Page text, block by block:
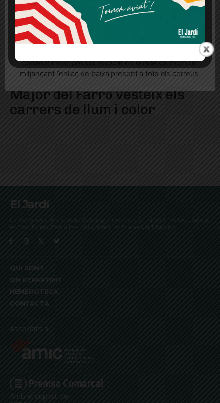
FOTOGALERIA I La Festa
Major del Farró vesteix els
carrers de llum i color
El Jardí
La Bonanova, Monterols, Galvany, Turó Parc, el Farró, el Putxet, Sarrià,
les Tres Torres, Pedralbes, Vallvidrera, les Planes i el Tibidabo
QUI SOM?
ON REPARTIM?
HEMEROTECA
CONTACTA
Associats a:
Amb el suport de:
Més informació Acceptar Rebutjar tot
Quan l’usuari crea un compte al Diari el Jardí, dona el
seu consentiment explícit per rebre comunicacions
consentiment pot ser revocat en qualsevol moment
mitjançant l’enllaç de baixa present a tots els correus.